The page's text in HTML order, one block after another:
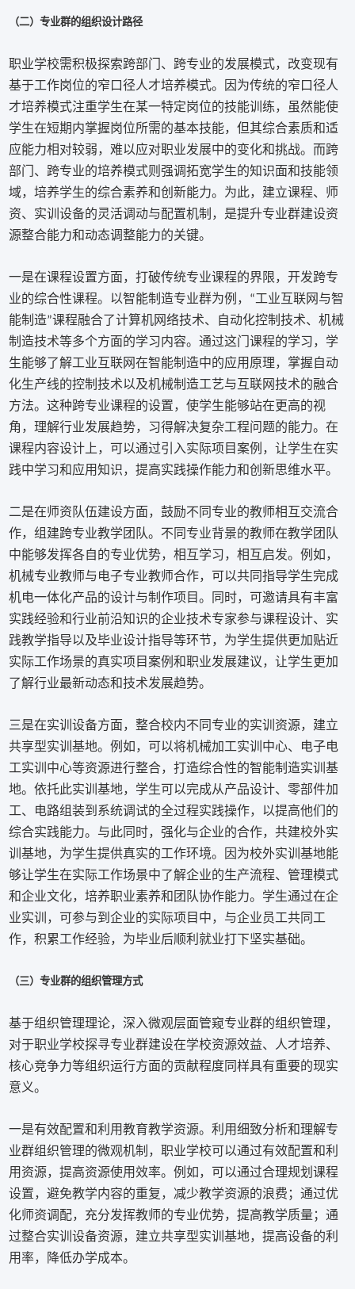
（二）专业群的组织设计路径
职业学校需积极探索跨部门、跨专业的发展模式，改变现有
基于工作岗位的窄口径人才培养模式。因为传统的窄口径人
才培养模式注重学生在某一特定岗位的技能训练，虽然能使
学生在短期内掌握岗位所需的基本技能，但其综合素质和适
应能力相对较弱，难以应对职业发展中的变化和挑战。而跨
部门、跨专业的培养模式则强调拓宽学生的知识面和技能领
域，培养学生的综合素养和创新能力。为此，建立课程、师
资、实训设备的灵活调动与配置机制，是提升专业群建设资
源整合能力和动态调整能力的关键。
一是在课程设置方面，打破传统专业课程的界限，开发跨专
业的综合性课程。以智能制造专业群为例， “工业互联网与智
能制造”课程融合了计算机网络技术、自动化控制技术、机械
制造技术等多个方面的学习内容。通过这门课程的学习，学
生能够了解工业互联网在智能制造中的应用原理，掌握自动
化生产线的控制技术以及机械制造工艺与互联网技术的融合
方法。这种跨专业课程的设置，使学生能够站在更高的视
角，理解行业发展趋势，习得解决复杂工程问题的能力。在
课程内容设计上，可以通过引入实际项目案例，让学生在实
践中学习和应用知识，提高实践操作能力和创新思维水平。
二是在师资队伍建设方面，鼓励不同专业的教师相互交流合
作，组建跨专业教学团队。不同专业背景的教师在教学团队
中能够发挥各自的专业优势，相互学习，相互启发。例如，
机械专业教师与电子专业教师合作，可以共同指导学生完成
机电一体化产品的设计与制作项目。同时，可邀请具有丰富
实践经验和行业前沿知识的企业技术专家参与课程设计、实
践教学指导以及毕业设计指导等环节，为学生提供更加贴近
实际工作场景的真实项目案例和职业发展建议，让学生更加
了解行业最新动态和技术发展趋势。
三是在实训设备方面，整合校内不同专业的实训资源，建立
共享型实训基地。例如，可以将机械加工实训中心、电子电
工实训中心等资源进行整合，打造综合性的智能制造实训基
地。依托此实训基地，学生可以完成从产品设计、零部件加
工、电路组装到系统调试的全过程实践操作，以提高他们的
综合实践能力。与此同时，强化与企业的合作，共建校外实
训基地，为学生提供真实的工作环境。因为校外实训基地能
够让学生在实际工作场景中了解企业的生产流程、管理模式
和企业文化，培养职业素养和团队协作能力。学生通过在企
业实训，可参与到企业的实际项目中，与企业员工共同工
作，积累工作经验，为毕业后顺利就业打下坚实基础。
（三）专业群的组织管理方式
基于组织管理理论，深入微观层面管窥专业群的组织管理，
对于职业学校探寻专业群建设在学校资源效益、人才培养、
核心竞争力等组织运行方面的贡献程度同样具有重要的现实
意义。
一是有效配置和利用教育教学资源。利用细致分析和理解专
业群组织管理的微观机制，职业学校可以通过有效配置和利
用资源，提高资源使用效率。例如，可以通过合理规划课程
设置，避免教学内容的重复，减少教学资源的浪费；通过优
化师资调配，充分发挥教师的专业优势，提高教学质量；通
过整合实训设备资源，建立共享型实训基地，提高设备的利
用率，降低办学成本。